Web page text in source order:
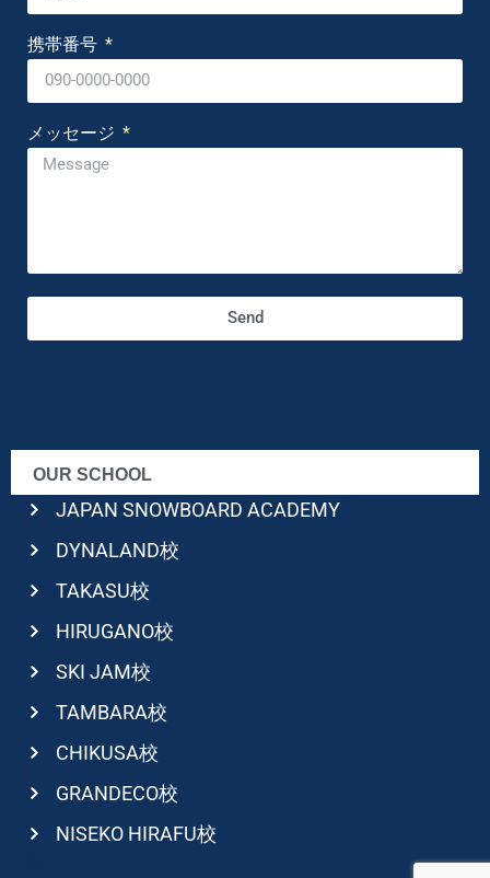
携帯番号
メッセージ
Send
OUR SCHOOL
JAPAN SNOWBOARD ACADEMY
DYNALAND校
TAKASU校
HIRUGANO校
SKI JAM校
TAMBARA校
CHIKUSA校
GRANDECO校
NISEKO HIRAFU校